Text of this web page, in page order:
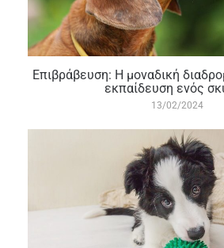
Επιβράβευση: Η μοναδική
εκπαίδευση ενός
13/02/2024